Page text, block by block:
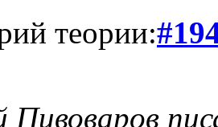
теории:
Пивоваров